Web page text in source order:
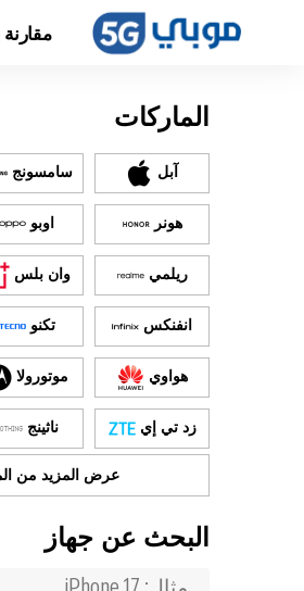
الماركات
آبل سامسونج
هونر اوبو
ريلمي وان بلس
انفنكس تكنو
هواوي موتورولا
زد تي إي ناثينج
عرض المزيد من
البحث عن جهاز